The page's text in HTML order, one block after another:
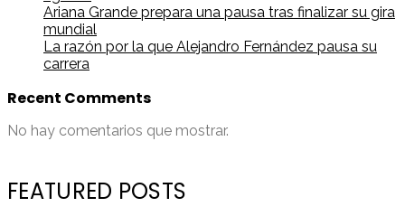
Ariana Grande prepara una pausa tras finalizar su gira
mundial
La razón por la que Alejandro Fernández pausa su
carrera
Recent Comments
No hay comentarios que mostrar.
FEATURED POSTS